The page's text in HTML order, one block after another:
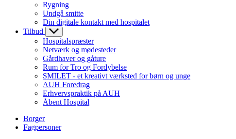
Rygning
Undgå smitte
Din digitale kontakt med hospitalet
Tilbud
Hospitalspræster
Netværk og mødesteder
Gårdhaver og gåture
Rum for Tro og Fordybelse
SMILET - et kreativt værksted for børn og unge
AUH Foredrag
Erhvervspraktik på AUH
Åbent Hospital
Borger
Fagpersoner